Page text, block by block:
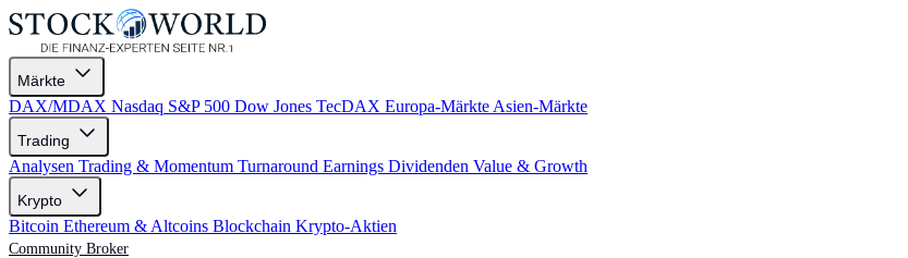
Märkte
DAX/MDAX Nasdaq S&P 500 Dow Jones TecDAX Europa-Märkte Asien-Märkte
Trading
Analysen Trading & Momentum Turnaround Earnings Dividenden Value & Growth
Krypto
Bitcoin Ethereum & Altcoins Blockchain Krypto-Aktien
Community Broker